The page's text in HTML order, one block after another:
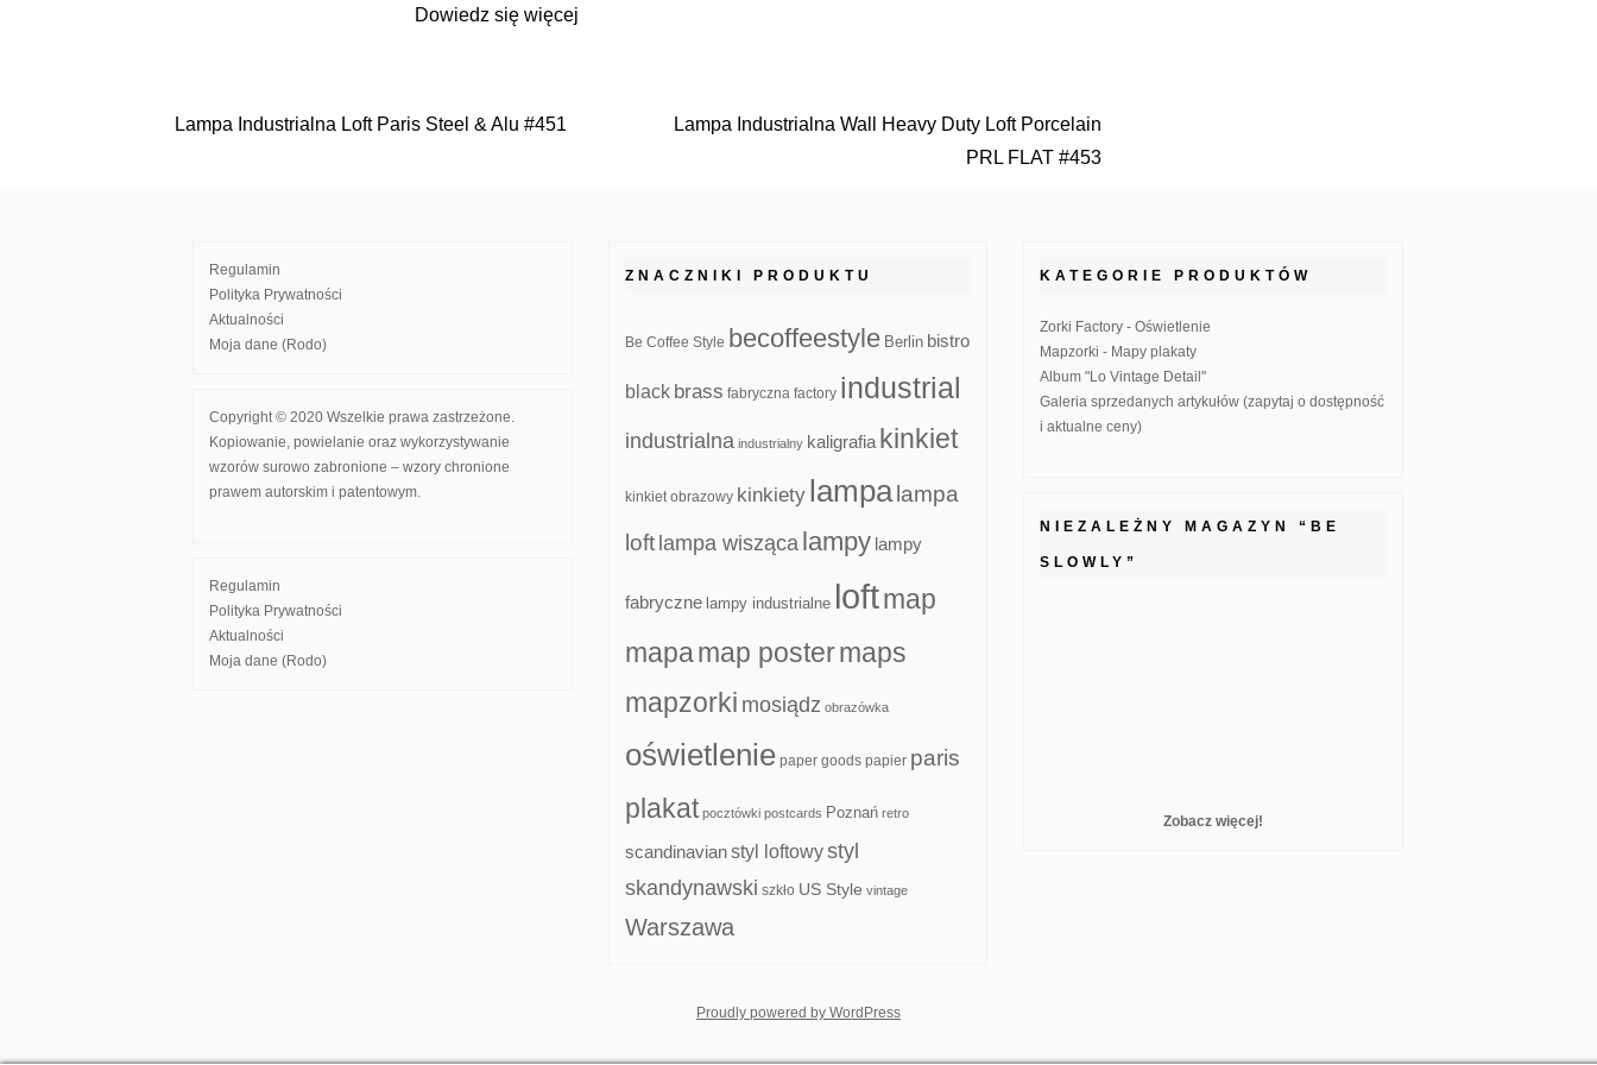
Dowiedz się więcej
Nawigacja
Lampa Industrialna Loft Paris Steel & Alu #451
Lampa Industrialna Wall Heavy Duty Loft Porcelain
PRL FLAT #453
Regulamin
Polityka Prywatności
Aktualności
Moja dane (Rodo)
Copyright © 2020 Wszelkie prawa zastrzeżone.
Kopiowanie, powielanie oraz wykorzystywanie
wzorów surowo zabronione – wzory chronione
prawem autorskim i patentowym.
Regulamin
Polityka Prywatności
Aktualności
Moja dane (Rodo)
ZNACZNIKI PRODUKTU
Be Coffee Style becoffeestyle Berlin bistro
black brass fabryczna factory industrial
industrialna industrialny kaligrafia kinkiet
kinkiet obrazowy kinkiety lampa lampa
loft lampa wisząca lampy lampy
fabryczne lampy industrialne loftmap
mapamap postermaps
mapzorki mosiądz obrazówka
oświetlenie paper goods papier paris
plakat pocztówki postcards Poznań retro
scandinavianstyl loftowystyl
skandynawski szkło US Style vintage
Warszawa
KATEGORIE PRODUKTÓW
Zorki Factory - Oświetlenie
Mapzorki - Mapy plakaty
Album "Lo Vintage Detail"
Galeria sprzedanych artykułów (zapytaj o dostępność
i aktualne ceny)
NIEZALEŻNY MAGAZYN “BE
SLOWLY”
Zobacz więcej!
Proudly powered by WordPresswhois: Nuno Sarmento Freelance WordPress Developer London